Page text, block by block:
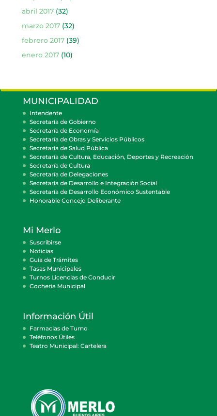
abril 2017(32)
marzo 2017(32)
febrero 2017(39)
enero 2017(10)
MUNICIPALIDAD
Intendente
Secretaría de Gobierno
Secretaría de Economía
Secretaría de Obras y Servicios Públicos
Secretaría de Salud Pública
Secretaría de Cultura, Educación, Deportes y Recreación
Secretaría de Cultura
Secretaría de Delegaciones
Secretaría de Desarrollo e Integración Social
Secretaría de Desarrollo Económico Sustentable
Honorable Concejo Deliberante
Mi Merlo
Suscribirse
Noticias
Guía de Trámites
Tasas Municipales
Turnos Licencias de Conducir
Cocheria Municipal
Información Útil
Farmacias de Turno
Teléfonos Útiles
Teatro Municipal: Cartelera